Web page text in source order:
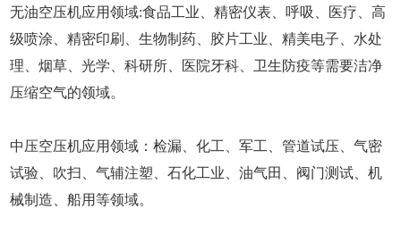
无油空压机应用领域:食品工业、精密仪表、呼吸、医疗、高
级喷涂、精密印刷、生物制药、胶片工业、精美电子、水处
理、烟草、光学、科研所、医院牙科、卫生防疫等需要洁净
压缩空气的领域。
中压空压机应用领域：检漏、化工、军工、管道试压、气密
试验、吹扫、气辅注塑、石化工业、油气田、阀门测试、机
械制造、船用等领域。